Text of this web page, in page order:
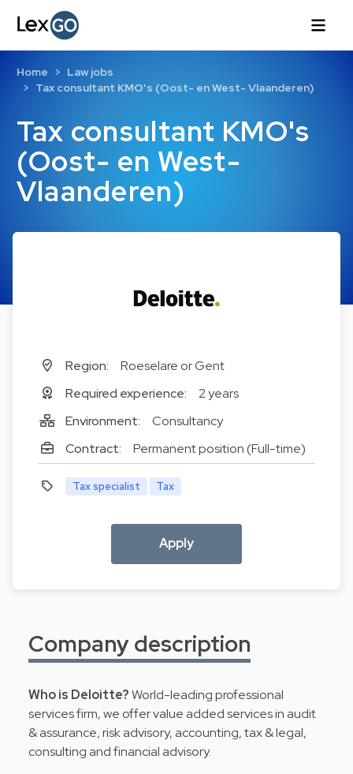
Tax consultant KMO's
(Oost- en West-
Vlaanderen)
Home
Law jobs
Tax consultant KMO's (Oost- en West- Vlaanderen)
Region:
Roeselare or Gent
Required experience:
2 years
Environment:
Consultancy
Contract:
Permanent position (Full-time)
Tax specialist Tax
Apply
Company description
Who is Deloitte?World-leading professional
services firm, we offer value added services in audit
& assurance, risk advisory, accounting, tax & legal,
consulting and financial advisory.